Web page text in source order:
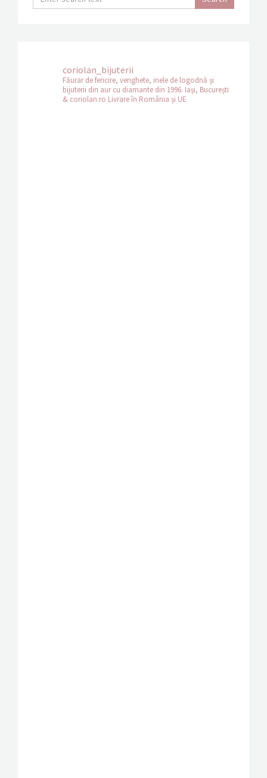
coriolan_bijuterii
Făurar de fericire, verighete, inele de logodnă și
bijuterii din aur cu diamante din 1996. Iași, București
& coriolan.ro Livrare în România și UE